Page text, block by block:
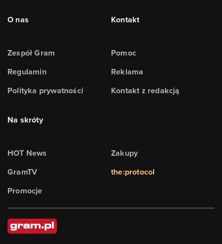
O nas
Zespół Gram
Regulamin
Polityka prywatności
Kontakt
Pomoc
Reklama
Kontakt z redakcją
Na skróty
HOT News
GramTV
Promocje
Zakupy
the:protocol